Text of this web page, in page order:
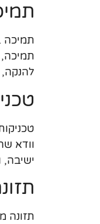
תמיכה
תמיכה,
וודא
תזונה